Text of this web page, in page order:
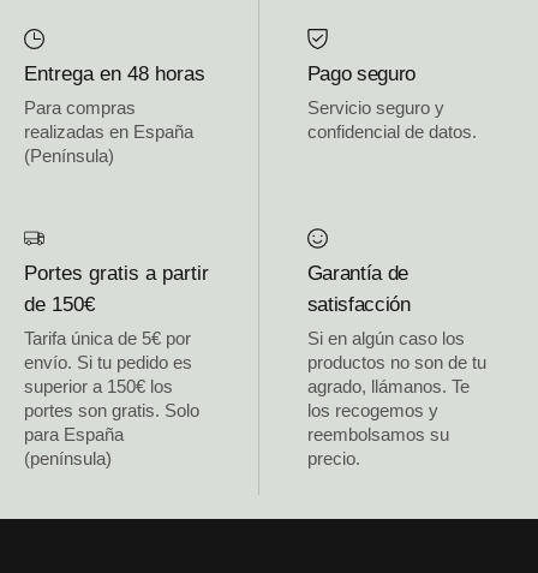
Entrega en 48 horas
Para compras
realizadas en España
(Península)
Pago seguro
Servicio seguro y
confidencial de datos.
Portes gratis a partir
de 150€
Tarifa única de 5€ por
envío. Si tu pedido es
superior a 150€ los
portes son gratis. Solo
para España
(península)
Garantía de
satisfacción
Si en algún caso los
productos no son de tu
agrado, llámanos. Te
los recogemos y
reembolsamos su
precio.